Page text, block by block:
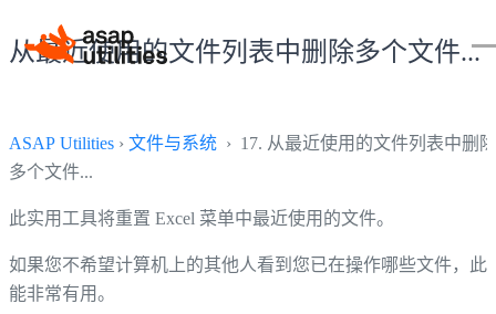
从最近使用的文件列表中删除多个文件...
ASAP Utilities › 文件与系统 › 17. 从最近使用的文件列表中删除
多个文件...
此实用工具将重置 Excel 菜单中最近使用的文件。
如果您不希望计算机上的其他人看到您已在操作哪些文件，此
能非常有用。